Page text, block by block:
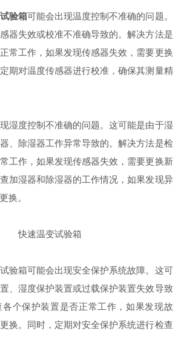
验箱可能会出现温度控制不准确的问题。
器失效或校准不准确导致的。解决方法是
常工作，如果发现传感器失效，需要更换
期对温度传感器进行校准，确保其测量精
度控制不准确的问题。这可能是由于湿
、除湿器工作异常导致的。解决方法是检
工作，如果发现传感器失效，需要更换新
加湿器和除湿器的工作情况，如果发现异
换。
箱可能会出现安全保护系统故障。这可
、湿度保护装置或过载保护装置失效导致
个保护装置是否正常工作，如果发现故
换。同时，定期对安全保护系统进行检查